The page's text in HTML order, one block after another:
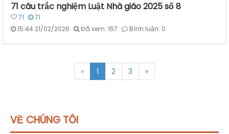
71 câu trắc nghiệm Luật Nhà giáo 2025 số 8
71
71
15:44 21/02/2026
Đã xem: 157 Bình luận: 0
« 1 2 3 »
VỀ CHÚNG TÔI